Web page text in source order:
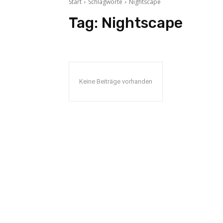
Start Schlagworte Nightscape
Tag: Nightscape
Keine Beiträge vorhanden